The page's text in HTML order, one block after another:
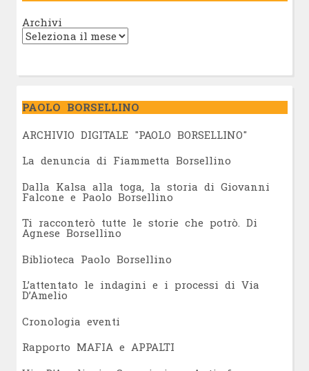
Archivi
PAOLO BORSELLINO
ARCHIVIO DIGITALE "PAOLO BORSELLINO"
La denuncia di Fiammetta Borsellino
Dalla Kalsa alla toga, la storia di Giovanni
Falcone e Paolo Borsellino
Ti racconterò tutte le storie che potrò. Di
Agnese Borsellino
Biblioteca Paolo Borsellino
L’attentato le indagini e i processi di Via
D’Amelio
Cronologia eventi
Rapporto MAFIA e APPALTI